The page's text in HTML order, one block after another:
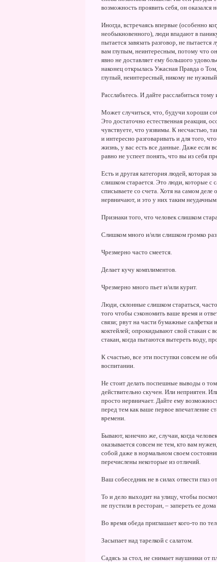
возможность проявить себя, он
Иногда, встречаясь впервые (особенно
необыкновенного), люди впадают в
пытается завязать разговор, не
вам глупым, неинтересным, потому что
явно не доставляет ему большого
наконец открылась Ужасная Правда о
глупый, неинтересный, никому не
Расслабьтесь. И дайте расслабиться
Может случиться, что, будучи хороши
Это достаточно естественная реакция,
чувствуете, что уязвимы. К несчастью,
и интересно разговаривать и для того,
жизнь, у вас есть все данные. Даже если
равно не успеет понять, что вы из себя
Есть и другая категория людей, которая
слишком старается. Это люди, которые с
списываете со счета. Хотя на самом
нервничают, и это у них таким
Признаки того, что человек слишком
Слишком много и/или слишком громко
Чрезмерно часто смеется.
Делает кучу комплиментов.
Чрезмерно много пьет и/или курит.
Люди, склонные слишком стараться,
того чтобы сэкономить ваше время и
связи; рвут на части бумажные
коктейлей; опрокидывают свой стакан с
стакан, когда пытаются вытереть воду,
К счастью, все эти поступки совсем не
воспитании.
Не стоит делать поспешные выводы о
действительно скучен. Или неприятен.
просто нервничает. Дайте ему
перед тем как ваше первое впечатление
времени.
Бывают, конечно же, случаи, когда
оказывается совсем не тем, кто вам
собой даже в нормальном своем
перечислены некоторые из отличий.
Ваш собеседник не в силах отвести глаз
То и дело выходит на улицу, чтобы
не пустили в ресторан, – запереть ее
Во время обеда приглашает кого-то по
Засыпает над тарелкой с салатом.
Садясь за стол, не снимает наушники от